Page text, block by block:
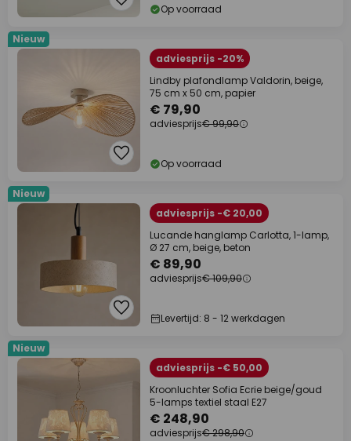
Op voorraad
Nieuw
adviesprijs -20%
Lindby plafondlamp Valdorin, beige,
75 cm x 50 cm, papier
€ 79,90
adviesprijs€ 99,90
Op voorraad
Nieuw
adviesprijs -€ 20,00
Lucande hanglamp Carlotta, 1-lamp,
Ø 27 cm, beige, beton
€ 89,90
adviesprijs€ 109,90
Levertijd: 8 - 12 werkdagen
Nieuw
adviesprijs -€ 50,00
Kroonluchter Sofia Ecrie beige/goud
5-lamps textiel staal E27
€ 248,90
adviesprijs€ 298,90